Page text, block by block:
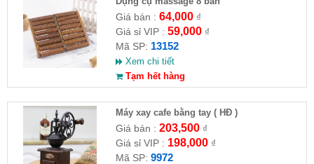
Giá bán : 64,000₫
Giá sỉ VIP : 59,000₫
Mã SP: 13152
Xem chi tiết
Tạm hết hàng
Máy xay cafe bằng tay ( HĐ )
Giá bán : 203,500₫
Giá sỉ VIP : 198,000₫
Mã SP: 9972